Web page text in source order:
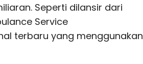
Seperti dilansir dari
Service
terbaru yang menggunakan